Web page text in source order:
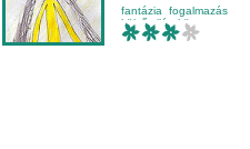
fantázia
fogalmazás
külső világ-környezet
mondóka